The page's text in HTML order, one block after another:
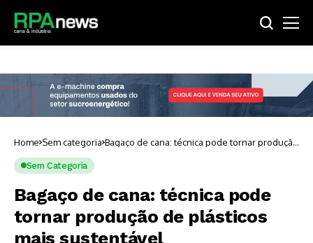
Home Sem categoria Bagaço de cana: técnica pode tornar produção
de plásticos mais sustentável
Sem Categoria
Bagaço de cana: técnica pode
tornar produção de plásticos
mais sustentável